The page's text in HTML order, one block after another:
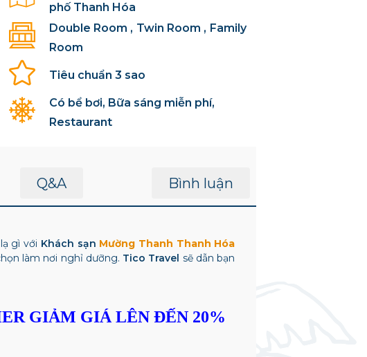
phố Thanh Hóa
Double Room
Twin Room
Family
Room
Tiêu chuẩn 3 sao
Có bể bơi, Bữa sáng miễn phí,
Restaurant
Q&A Bình luận
gì với Khách sạn Mường Thanh Thanh Hóa
làm nơi nghỉ dưỡng. Tico Travel sẽ dẫn bạn
GIẢM GIÁ LÊN ĐẾN 20%